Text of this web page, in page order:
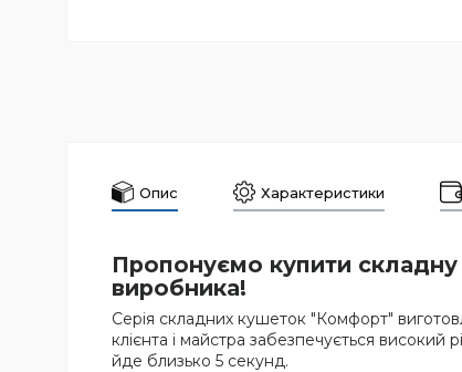
Опис Характеристики
Пропонуємо купити
виробника!
Серія складних кушеток "Комфорт"
клієнта і майстра забезпечується
йде близько 5 секунд.